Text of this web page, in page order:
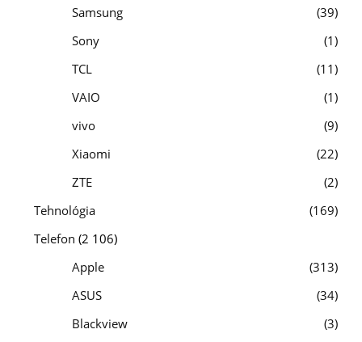
Samsung
39
Sony
1
TCL
11
VAIO
1
vivo
9
Xiaomi
22
ZTE
2
Tehnológia
169
Telefon (2 106)
Apple
313
ASUS
34
Blackview
3